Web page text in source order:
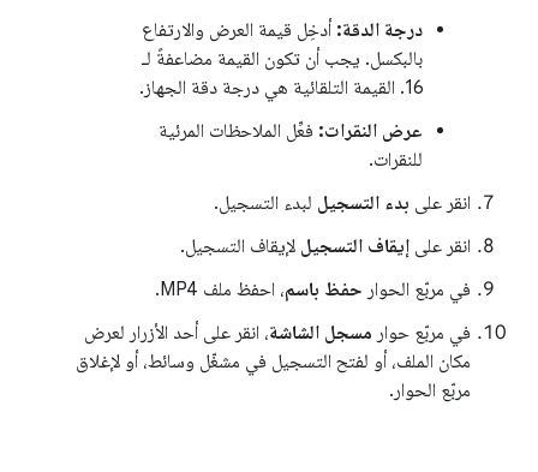
درجة الدقة: أدخِل قيمة العرض والارتفاع
بالبكسل. يجب أن تكون القيمة مضاعفةً لـ
16. القيمة التلقائية هي درجة دقة الجهاز.
عرض النقرات: فعِّل الملاحظات المرئية
للنقرات.
انقر على بدء التسجيل لبدء التسجيل.
انقر على إيقاف التسجيل لإيقاف التسجيل.
في مربّع الحوار حفظ باسم، احفظ ملف MP4.
في مربّع حوار مسجل الشاشة، انقر على أحد الأزرار لعرض
مكان الملف، أو لفتح التسجيل في مشغّل وسائط، أو لإغلاق
مربّع الحوار.